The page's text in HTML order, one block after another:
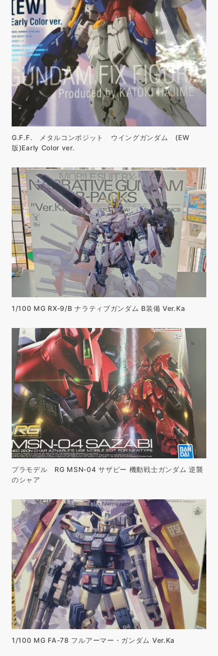
G.F.F. メタルコンポジット ウイングガンダム (EW
版)Early Color ver.
1/100 MG RX-9/B ナラティブガンダム B装備 Ver.Ka
プラモデル RG MSN-04 サザビー 機動戦士ガンダム 逆襲
のシャア
1/100 MG FA-78 フルアーマー・ガンダム Ver.Ka